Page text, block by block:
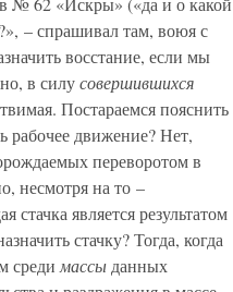
– спрашивал там, воюя с
восстание, если мы
в силусовершившихся
Постараемся пояснить
рабочее движение? Нет,
переворотом в
несмотря на то –
стачка является результатом
стачку? Тогда, когда
среди массы данных